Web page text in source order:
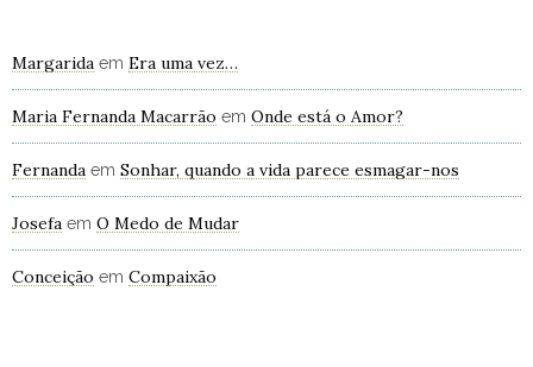
Margarida em Era uma vez…
Maria Fernanda Macarrão em Onde está o Amor?
Fernanda em Sonhar, quando a vida parece esmagar-nos
Josefa em O Medo de Mudar
Conceição em Compaixão